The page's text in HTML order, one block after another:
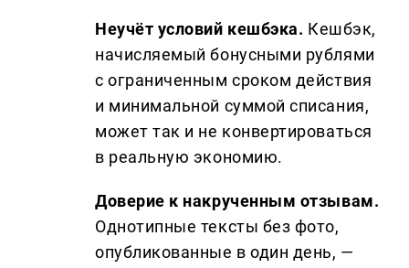
Неучёт условий кешбэка. Кешбэк,
начисляемый бонусными рублями
с ограниченным сроком действия
и минимальной суммой списания,
может так и не конвертироваться
в реальную экономию.
Доверие к накрученным отзывам.
Однотипные тексты без фото,
опубликованные в один день, —